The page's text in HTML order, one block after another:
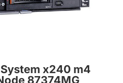
x240 m4
87374MG